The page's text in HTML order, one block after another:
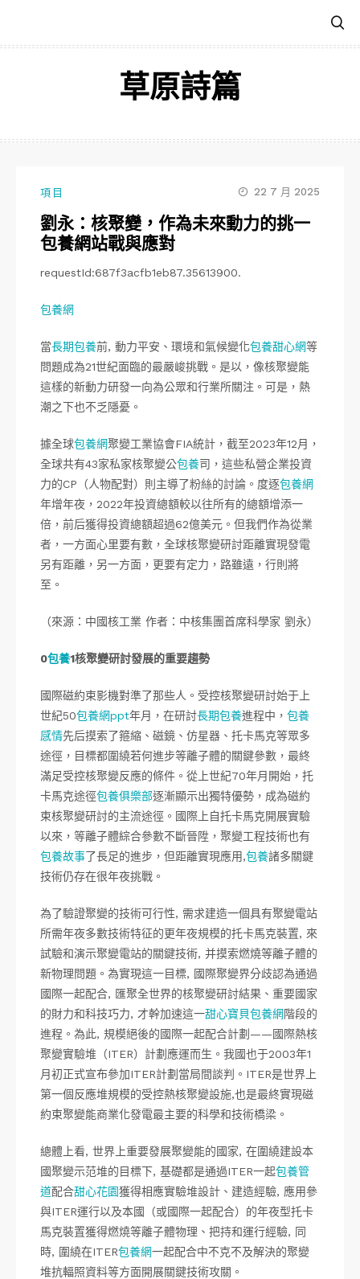
主
草原詩篇
項目 22 7 月 2025
劉永：核聚變，作為未來動力的挑一
包養網站戰與應對
requestId:687f3acfb1eb87.35613900.
包養網
當長期包養前, 動力平安、環境和氣候變化包養甜心網等
問題成為21世紀面臨的最嚴峻挑戰。是以，像核聚變能
這樣的新動力研發一向為公眾和行業所關注。可是，熱
潮之下也不乏隱憂。
據全球包養網聚變工業協會FIA統計，截至2023年12月，
全球共有43家私家核聚變公包養司，這些私營企業投資
力的CP（人物配對）則主導了粉絲的討論。度逐包養網
年增年夜，2022年投資總額較以往所有的總額增添一
倍，前后獲得投資總額超過62億美元。但我們作為從業
者，一方面心里要有數，全球核聚變研討距離實現發電
另有距離，另一方面，更要有定力，路雖遠，行則將
至。
（來源：中國核工業 作者：中核集團首席科學家 劉永）
0包養1核聚變研討發展的重要趨勢
國際磁約束影機對準了那些人。受控核聚變研討始于上
世紀50包養網ppt年月，在研討長期包養進程中， 包養
感情先后摸索了箍縮、磁鏡、仿星器、托卡馬克等眾多
途徑，目標都圍繞若何進步等離子體的關鍵參數，最終
滿足受控核聚變反應的條件。從上世紀70年月開始，托
卡馬克途徑包養俱樂部逐漸顯示出獨特優勢，成為磁約
束核聚變研討的主流途徑。國際上自托卡馬克開展實驗
以來，等離子體綜合參數不斷晉陞，聚變工程技術也有
包養故事了長足的進步，但距離實現應用,包養諸多關鍵
技術仍存在很年夜挑戰。
為了驗證聚變的技術可行性, 需求建造一個具有聚變電站
所需年夜多數技術特征的更年夜規模的托卡馬克裝置, 來
試驗和演示聚變電站的關鍵技術, 并摸索燃燒等離子體的
新物理問題。為實現這一目標, 國際聚變界分歧認為通過
國際一起配合, 匯聚全世界的核聚變研討結果、重要國家
的財力和科技巧力, 才幹加速這一甜心寶貝包養網階段的
進程。為此, 規模絕後的國際一起配合計劃——國際熱核
聚變實驗堆（ITER）計劃應運而生。我國也于2003年1
月初正式宣布參加ITER計劃當局間談判。ITER是世界上
第一個反應堆規模的受控熱核聚變設施,也是最終實現磁
約束聚變能商業化發電最主要的科學和技術橋梁。
總體上看, 世界上重要發展聚變能的國家, 在圍繞建設本
國聚變示范堆的目標下, 基礎都是通過ITER一起包養管
道配合甜心花園獲得相應實驗堆設計、建造經驗, 應用參
與ITER運行以及本國（或國際一起配合）的年夜型托卡
馬克裝置獲得燃燒等離子體物理、把持和運行經驗, 同
時, 圍繞在ITER包養網一起配合中不克不及解決的聚變
堆抗輻照資料等方面開展關鍵技術攻關。